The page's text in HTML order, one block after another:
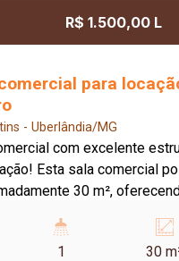
R$ 1.500,00 L
para
- Uberlândia/MG
com excelente
Esta sala comercial
30 m²,
O espaço conta com ar-
conforto. O imóvel dispõe de
1 30